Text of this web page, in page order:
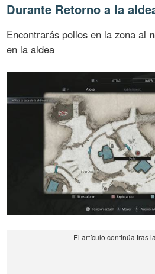
Durante Retorno a la
Encontrarás pollos en la zona al
en la aldea